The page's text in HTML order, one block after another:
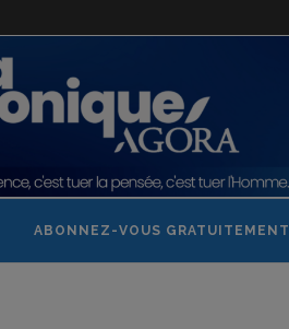
ABONNEZ-VOUS GRATUITEMENT